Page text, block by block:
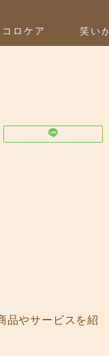
ロケア 笑い
品やサービスを紹